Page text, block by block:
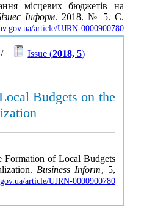
місцевих бюджетів на
Інформ. 2018. № 5. С.
article/UJRN-0000900780
Issue (2018, 5)
Budgets on the
of Local Budgets
Business Inform, 5,
article/UJRN-0000900780